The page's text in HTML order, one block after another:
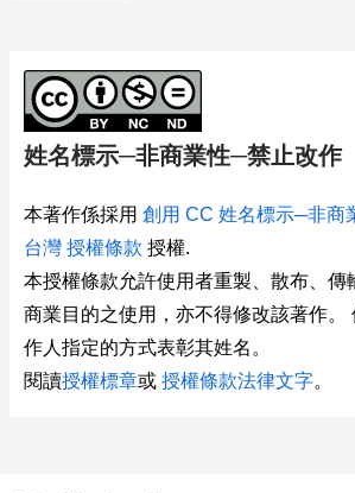
姓名標示─非商業性─禁止改作
本著作係採用 創用 CC 姓名標示─非商
台灣 授權條款 授權.
本授權條款允許使用者重製、散布、傳
商業目的之使用，亦不得修改該著作。
作人指定的方式表彰其姓名。
閱讀授權標章或 授權條款法律文字。